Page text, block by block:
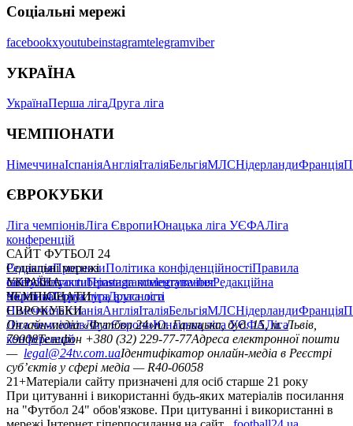
Соціальні мережі
facebookxyoutubeinstagramtelegramviber
УКРАЇНА
УкраїнаПерша лігаДруга ліга
ЧЕМПІОНАТИ
НімеччинаІспаніяАнгліяІталіяБельгіяМЛСНідерландиФранція
ЄВРОКУБКИ
Ліга чемпіонівЛіга ЄвропиЮнацька ліга УЄФАЛіга
конференцій
САЙТ ФУТБОЛ 24
РедакціяПрогнозиПолітика конфіденційностіПравила
сайтуКонтактиПравила коментуванняРедакційна
політикаСтруктура власності
Соціальні мережі
facebookxyoutubeinstagramtelegramviber
УКРАЇНА
УкраїнаПерша лігаДруга ліга
ЧЕМПІОНАТИ
НімеччинаІспаніяАнгліяІталіяБельгіяМЛСНідерландиФранція
ЄВРОКУБКИ
Ліга чемпіонівЛіга ЄвропиЮнацька ліга УЄФАЛіга
конференцій
Онлайн-медіа «Футбол 24»пл. Галицька, буд. 15, м. Львів,
79008Телефон +380 (32) 229-77-77Адреса електронної пошти
— legal@24tv.com.uaІдентифікатор онлайн-медіа в Реєстрі
суб’єктів у сфері медіа — R40-06058
21+Матеріали сайту призначені для осіб старше 21 року
При цитуванні і використанні будь-яких матеріалів посилання
на "Футбол 24" обов'язкове. При цитуванні і використанні в